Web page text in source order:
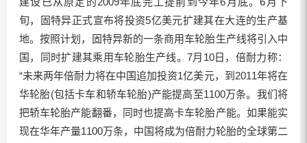
旬，固特异正式宣布将投资5亿美元扩建其在大连的生产基
地。按照计划，固特异新的一条商用车轮胎生产线将引入中
国，同时扩建其乘用车轮胎生产线。7月10日，倍耐力称：
“未来两年倍耐力将在中国追加投资1亿美元，到2011年将在
华轮胎(包括卡车和轿车轮胎)产能提高至1100万条。我们将
把轿车轮胎产能翻番，同时也提高卡车轮胎产能。如果能实
现在华年产量1100万条，中国将成为倍耐力轮胎的全球第二